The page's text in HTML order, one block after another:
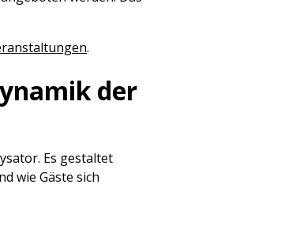
.
der
Es gestaltet
wie Gäste sich